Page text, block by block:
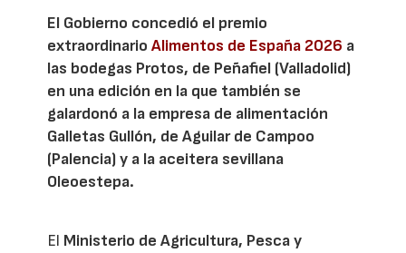
El Gobierno concedió el premio
extraordinarioAlimentos de España 2026 a
las bodegas Protos, de Peñafiel (Valladolid)
en una edición en la que también se
galardonó a la empresa de alimentación
Galletas Gullón, de Aguilar de Campoo
(Palencia) y a la aceitera sevillana
Oleoestepa.
El Ministerio de Agricultura, Pesca y